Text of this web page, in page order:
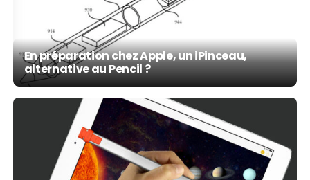
En préparation chez Apple, un iPinceau,
alternative au Pencil ?